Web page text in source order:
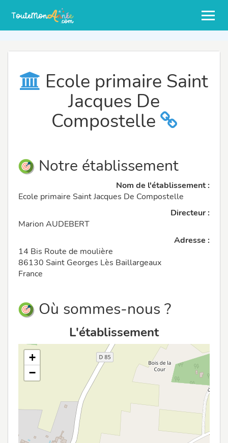
Ecole primaire Saint
Jacques De
Compostelle
Notre établissement
Nom de l'établissement :
Ecole primaire Saint Jacques De Compostelle
Directeur :
Marion AUDEBERT
Adresse :
14 Bis Route de moulière
86130 Saint Georges Lès Baillargeaux
France
Où sommes-nous ?
L'établissement
+
−